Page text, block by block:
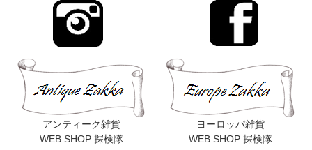
アンティーク雑貨
WEB SHOP 探検隊
ヨーロッパ雑貨
WEB SHOP 探検隊